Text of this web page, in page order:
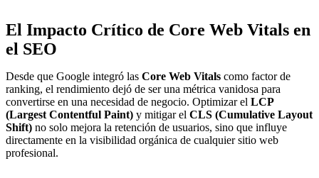
El Impacto Crítico de Core Web Vitals en
el SEO
Desde que Google integró las Core Web Vitals como factor de
ranking, el rendimiento dejó de ser una métrica vanidosa para
convertirse en una necesidad de negocio. Optimizar el LCP
(Largest Contentful Paint) y mitigar el CLS (Cumulative Layout
Shift) no solo mejora la retención de usuarios, sino que influye
directamente en la visibilidad orgánica de cualquier sitio web
profesional.